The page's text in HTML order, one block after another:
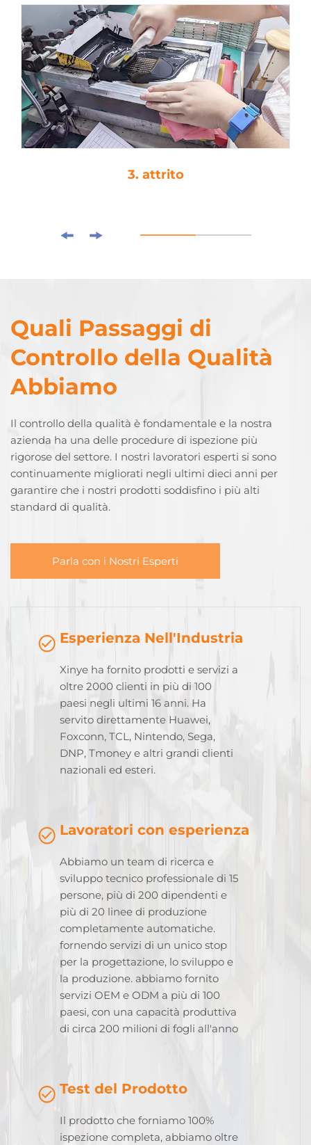
4. colla a goccia
Quali Passaggi di
Controllo della Qualità
Abbiamo
Il controllo della qualità è fondamentale e la nostra
azienda ha una delle procedure di ispezione più
rigorose del settore. I nostri lavoratori esperti si sono
continuamente migliorati negli ultimi dieci anni per
garantire che i nostri prodotti soddisfino i più alti
standard di qualità.
Parla con i Nostri Esperti
Esperienza Nell'Industria
Xinye ha fornito prodotti e servizi a
oltre 2000 clienti in più di 100
paesi negli ultimi 16 anni. Ha
servito direttamente Huawei,
Foxconn, TCL, Nintendo, Sega,
DNP, Tmoney e altri grandi clienti
nazionali ed esteri.
Lavoratori con esperienza
Abbiamo un team di ricerca e
sviluppo tecnico professionale di 15
persone, più di 200 dipendenti e
più di 20 linee di produzione
completamente automatiche.
fornendo servizi di un unico stop
per la progettazione, lo sviluppo e
la produzione. abbiamo fornito
servizi OEM e ODM a più di 100
paesi, con una capacità produttiva
di circa 200 milioni di fogli all'anno
Test del Prodotto
Il prodotto che forniamo 100%
ispezione completa, abbiamo oltre